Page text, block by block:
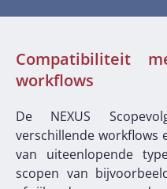
Compatibiliteit
workflows
De NEXUS
verschillende workflows
van uiteenlopende
scopen van